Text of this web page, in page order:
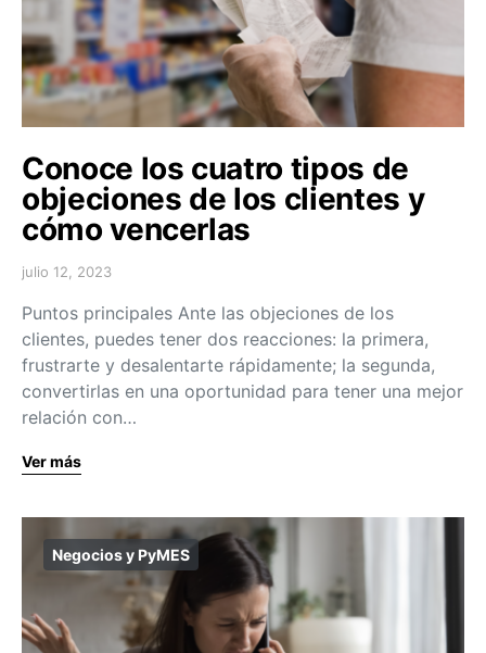
Conoce los cuatro tipos de
objeciones de los clientes y
cómo vencerlas
julio 12, 2023
Puntos principales Ante las objeciones de los
clientes, puedes tener dos reacciones: la primera,
frustrarte y desalentarte rápidamente; la segunda,
convertirlas en una oportunidad para tener una mejor
relación con…
Ver más
Negocios y PyMES